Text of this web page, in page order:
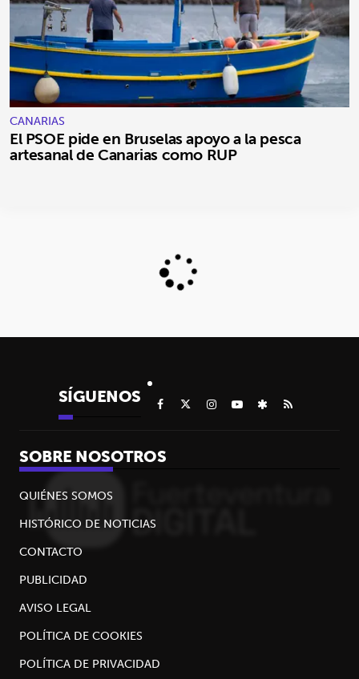
CANARIAS
El PSOE pide en Bruselas apoyo a la pesca
artesanal de Canarias como RUP
SÍGUENOS
SOBRE NOSOTROS
QUIÉNES SOMOS
HISTÓRICO DE NOTICIAS
CONTACTO
PUBLICIDAD
AVISO LEGAL
POLÍTICA DE COOKIES
POLÍTICA DE PRIVACIDAD